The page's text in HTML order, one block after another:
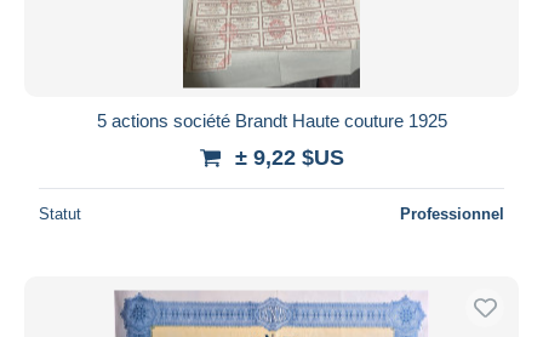
5 actions société Brandt Haute couture 1925
± 9,22 $US
Statut Professionnel